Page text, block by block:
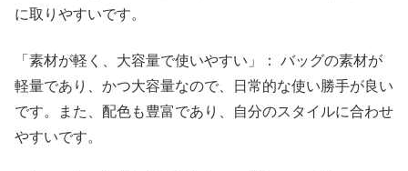
に取りやすいです。
「素材が軽く、大容量で使いやすい」： バッグの素材が
軽量であり、かつ大容量なので、日常的な使い勝手が良い
です。また、配色も豊富であり、自分のスタイルに合わせ
やすいです。